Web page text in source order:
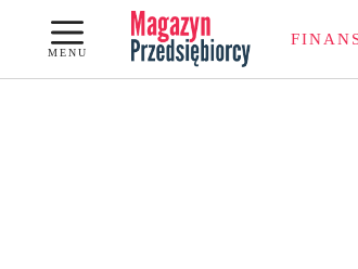
Przejdź
treści
MENU